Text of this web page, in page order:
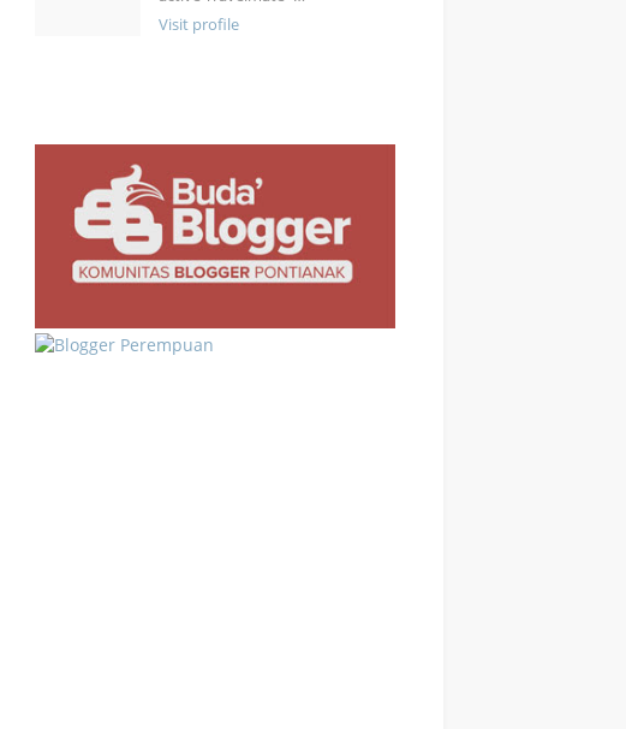
Visit profile